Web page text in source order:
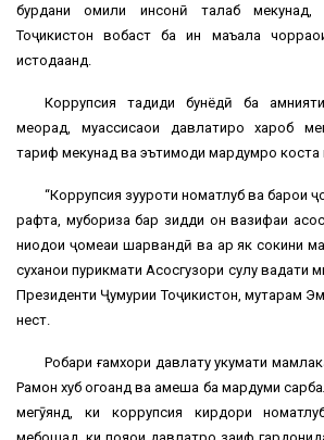
бурдани омили инсонӣ талаб мекунад,
Тоҷикистон вобаст ба ин маъала
истодаанд.
Коррупсия таҳдиди бунёдӣ ба
меорад, муассисаҳои давлатиро хароб
таҳриф мекунад ва эътимоди мардумро коста
“Коррупсия зуҳуроти номатлуб ва барои
рафта, мубориза бар зидди он вазифаи
ниҳодҳои ҷомеаи шаҳрвандӣ ва ҳар як сокини
суханҳои пурҳикмати Асосгузори сулҳу
Президенти Ҷумҳурии Тоҷикистон, муҳтарам
нест.
Роҳбари ғамхори давлату ҳукумати
Раҳмон хуб огоҳанд ва ҳамеша ба мардуми
мегӯянд, ки коррупсия кирдори